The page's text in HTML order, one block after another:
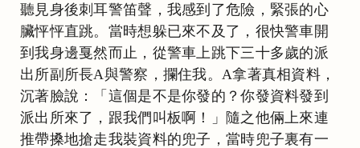
聽見身後刺耳警笛聲，我感到了危險，緊張的心
臟怦怦直跳。當時想躲已來不及了，很快警車開
到我身邊戛然而止，從警車上跳下三十多歲的派
出所副所長A與警察，攔住我。A拿著真相資料，
沉著臉說：「這個是不是你發的？你發資料發到
派出所來了，跟我們叫板啊！」隨之他倆上來連
推帶搡地搶走我裝資料的兜子，當時兜子裏有一